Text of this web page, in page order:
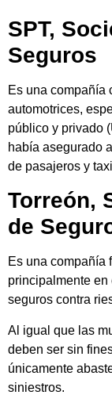
SPT,
Seguros
Es una compañía
automotrices,
público y privado
había asegurado
de pasajeros y
Torreón,
de
Es una compañía
principalmente
seguros contra
Al igual que las
deben ser sin
únicamente
siniestros.